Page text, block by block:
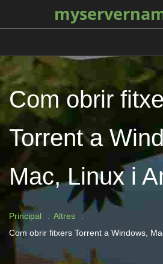
Com obrir
Torrent a
Mac, Linux i
Principal
Altres
Com obrir fitxers Torrent a Windows,